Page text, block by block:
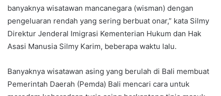
banyaknya wisatawan mancanegara (wisman) dengan
pengeluaran rendah yang sering berbuat onar,” kata Silmy
Direktur Jenderal Imigrasi Kementerian Hukum dan Hak
Asasi Manusia Silmy Karim, beberapa waktu lalu.
Banyaknya wisatawan asing yang berulah di Bali membuat
Pemerintah Daerah (Pemda) Bali mencari cara untuk